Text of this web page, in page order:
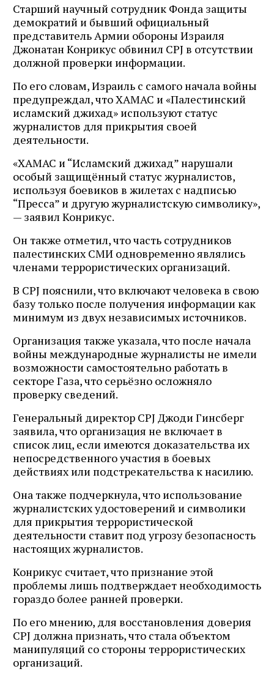
Старший научный сотрудник Фонда защиты
демократий и бывший официальный
представитель Армии обороны Израиля
Джонатан Конрикус обвинил CPJ в отсутствии
должной проверки информации.
По его словам, Израиль с самого начала войны
предупреждал, что ХАМАС и «Палестинский
исламский джихад» используют статус
журналистов для прикрытия своей
деятельности.
«ХАМАС и “Исламский джихад” нарушали
особый защищённый статус журналистов,
используя боевиков в жилетах с надписью
“Пресса” и другую журналистскую символику»,
— заявил Конрикус.
Он также отметил, что часть сотрудников
палестинских СМИ одновременно являлись
членами террористических организаций.
В CPJ пояснили, что включают человека в свою
базу только после получения информации как
минимум из двух независимых источников.
Организация также указала, что после начала
войны международные журналисты не имели
возможности самостоятельно работать в
секторе Газа, что серьёзно осложняло
проверку сведений.
Генеральный директор CPJ Джоди Гинсберг
заявила, что организация не включает в
список лиц, если имеются доказательства их
непосредственного участия в боевых
действиях или подстрекательства к насилию.
Она также подчеркнула, что использование
журналистских удостоверений и символики
для прикрытия террористической
деятельности ставит под угрозу безопасность
настоящих журналистов.
Конрикус считает, что признание этой
проблемы лишь подтверждает необходимость
гораздо более ранней проверки.
По его мнению, для восстановления доверия
CPJ должна признать, что стала объектом
манипуляций со стороны террористических
организаций.